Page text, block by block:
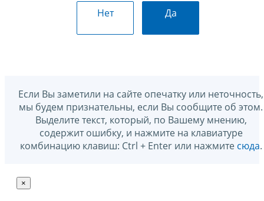
Нет Да
Если Вы заметили на сайте опечатку или неточность,
мы будем признательны, если Вы сообщите об этом.
Выделите текст, который, по Вашему мнению,
содержит ошибку, и нажмите на клавиатуре
комбинацию клавиш: Ctrl + Enter или нажмите сюда.
×